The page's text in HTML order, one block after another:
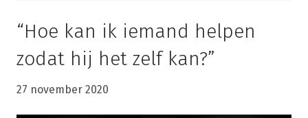
“Hoe kan ik iemand helpen
zodat hij het zelf kan?”
27 november 2020